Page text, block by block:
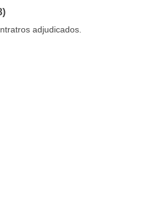
adjudicados.